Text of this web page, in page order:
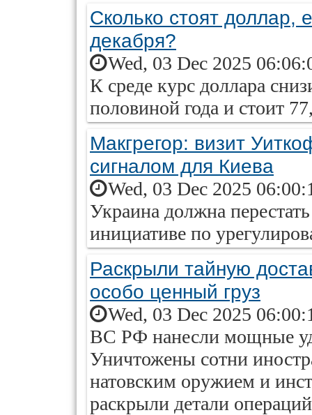
Сколько стоят доллар,
декабря?
Wed, 03 Dec 2025
К среде курс доллара
половиной года и стоит
Макгрегор: визит
сигналом для Киева
Wed, 03 Dec 2025
Украина должна
инициативе по
Раскрыли тайную
особо ценный груз
Wed, 03 Dec 2025
ВС РФ нанесли мощные
Уничтожены сотни
натовским оружием и
раскрыли детали